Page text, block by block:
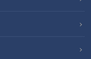
妓の亜佐子さん」提供：